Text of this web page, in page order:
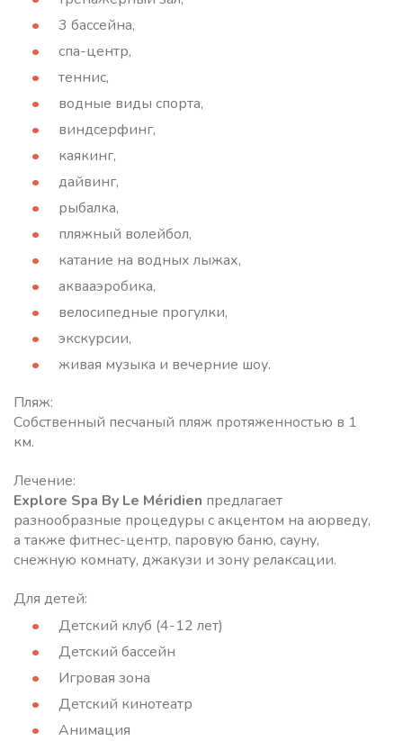
3 бассейна,
спа-центр,
теннис,
водные виды спорта,
виндсерфинг,
каякинг,
дайвинг,
рыбалка,
пляжный волейбол,
катание на водных лыжах,
аквааэробика,
велосипедные прогулки,
экскурсии,
живая музыка и вечерние шоу.
Пляж:
Собственный песчаный пляж протяженностью в 1
км.
Лечение:
Explore Spa By Le Méridien предлагает
разнообразные процедуры с акцентом на аюрведу,
а также фитнес-центр, паровую баню, сауну,
снежную комнату, джакузи и зону релаксации.
Для детей:
Детский клуб (4-12 лет)
Детский бассейн
Игровая зона
Детский кинотеатр
Анимация